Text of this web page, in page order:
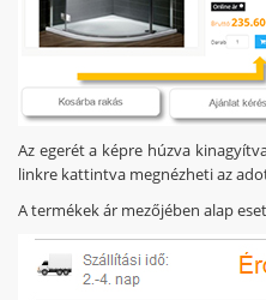
Az egerét a képre húzva
linkre kattintva megnézheti az
A termékek ár mezőjében alap